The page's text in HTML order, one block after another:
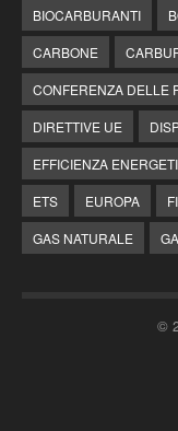
BIOCARBURANTI
CARBONE
CONFERENZA DELLE
DIRETTIVE UE
EFFICIENZA
ETS
EUROPA
GAS NATURALE
©